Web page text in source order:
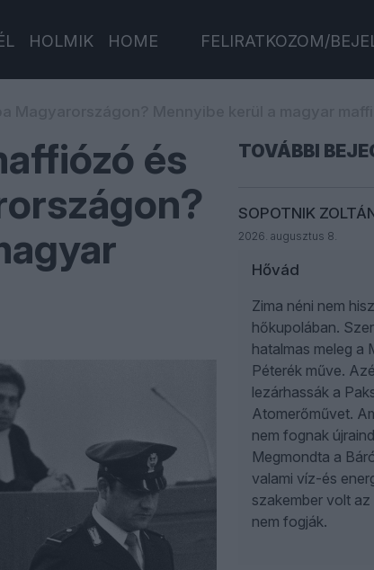
HOLMIK HOME FELIRATKOZOM/
és
TOVÁBBI
SOPOTNIK
2026. augusztus 8.
Hővád
Zima néni nem
hőkupolában.
hatalmas meleg a
Péterék műve.
lezárhassák a
Atomerőművet.
nem fognak
Megmondta a
valami víz-és
szakember volt
nem fogják.